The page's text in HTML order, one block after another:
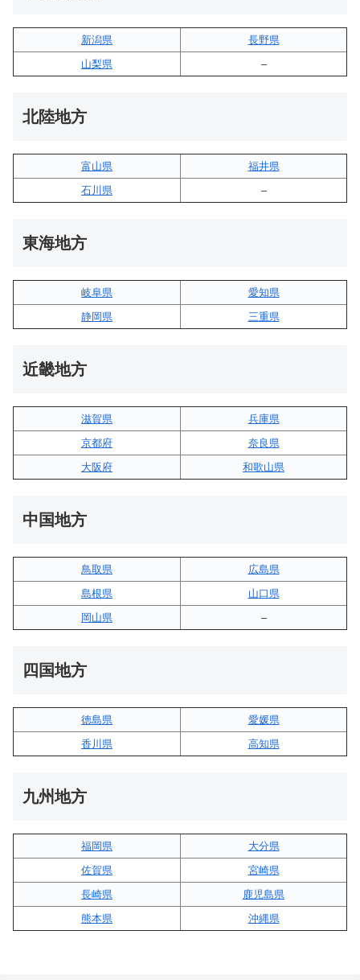
新潟県
長野県
山梨県
–
北陸地方
富山県
福井県
石川県
–
東海地方
岐阜県
愛知県
静岡県
三重県
近畿地方
滋賀県
兵庫県
京都府
奈良県
大阪府
和歌山県
中国地方
鳥取県
広島県
島根県
山口県
岡山県
–
四国地方
徳島県
愛媛県
香川県
高知県
九州地方
福岡県
大分県
佐賀県
宮崎県
長崎県
鹿児島県
熊本県
沖縄県